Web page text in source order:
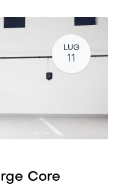
LUG
11
Core